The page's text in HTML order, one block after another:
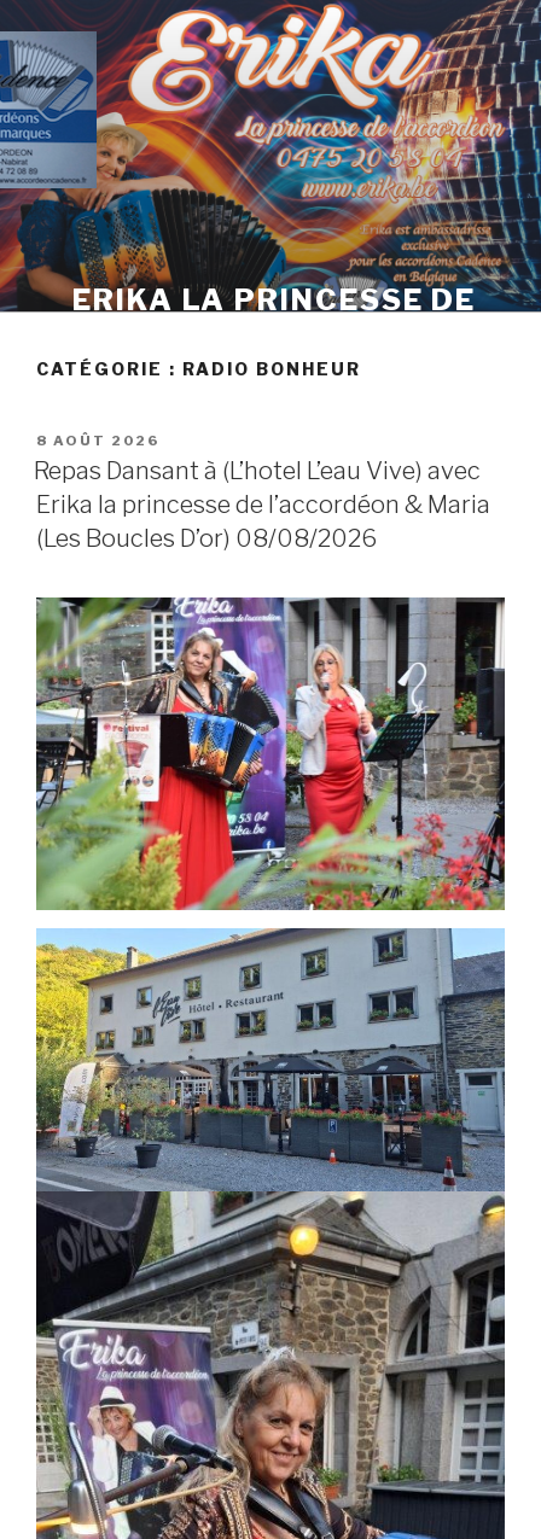
Skip
to
content
ERIKA LA PRINCESSE DE
CATÉGORIE : RADIO BONHEUR
POSTED
ON
8 AOÛT 2026
Repas Dansant à (L’hotel L’eau Vive) avec
Erika la princesse de l’accordéon & Maria
(Les Boucles D’or) 08/08/2026